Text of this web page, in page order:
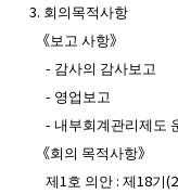
3. 회의목적사항
《보고 사항》
- 감사의 감사보고
- 영업보고
- 내부회계관리제도
《회의 목적사항》
제1호 의안 : 제18기